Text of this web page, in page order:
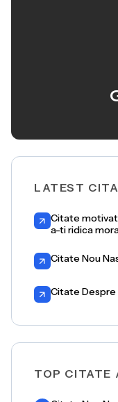
LATEST
Citate
a-ti ridica
Citate Nou
Citate Despre
TOP CITATE